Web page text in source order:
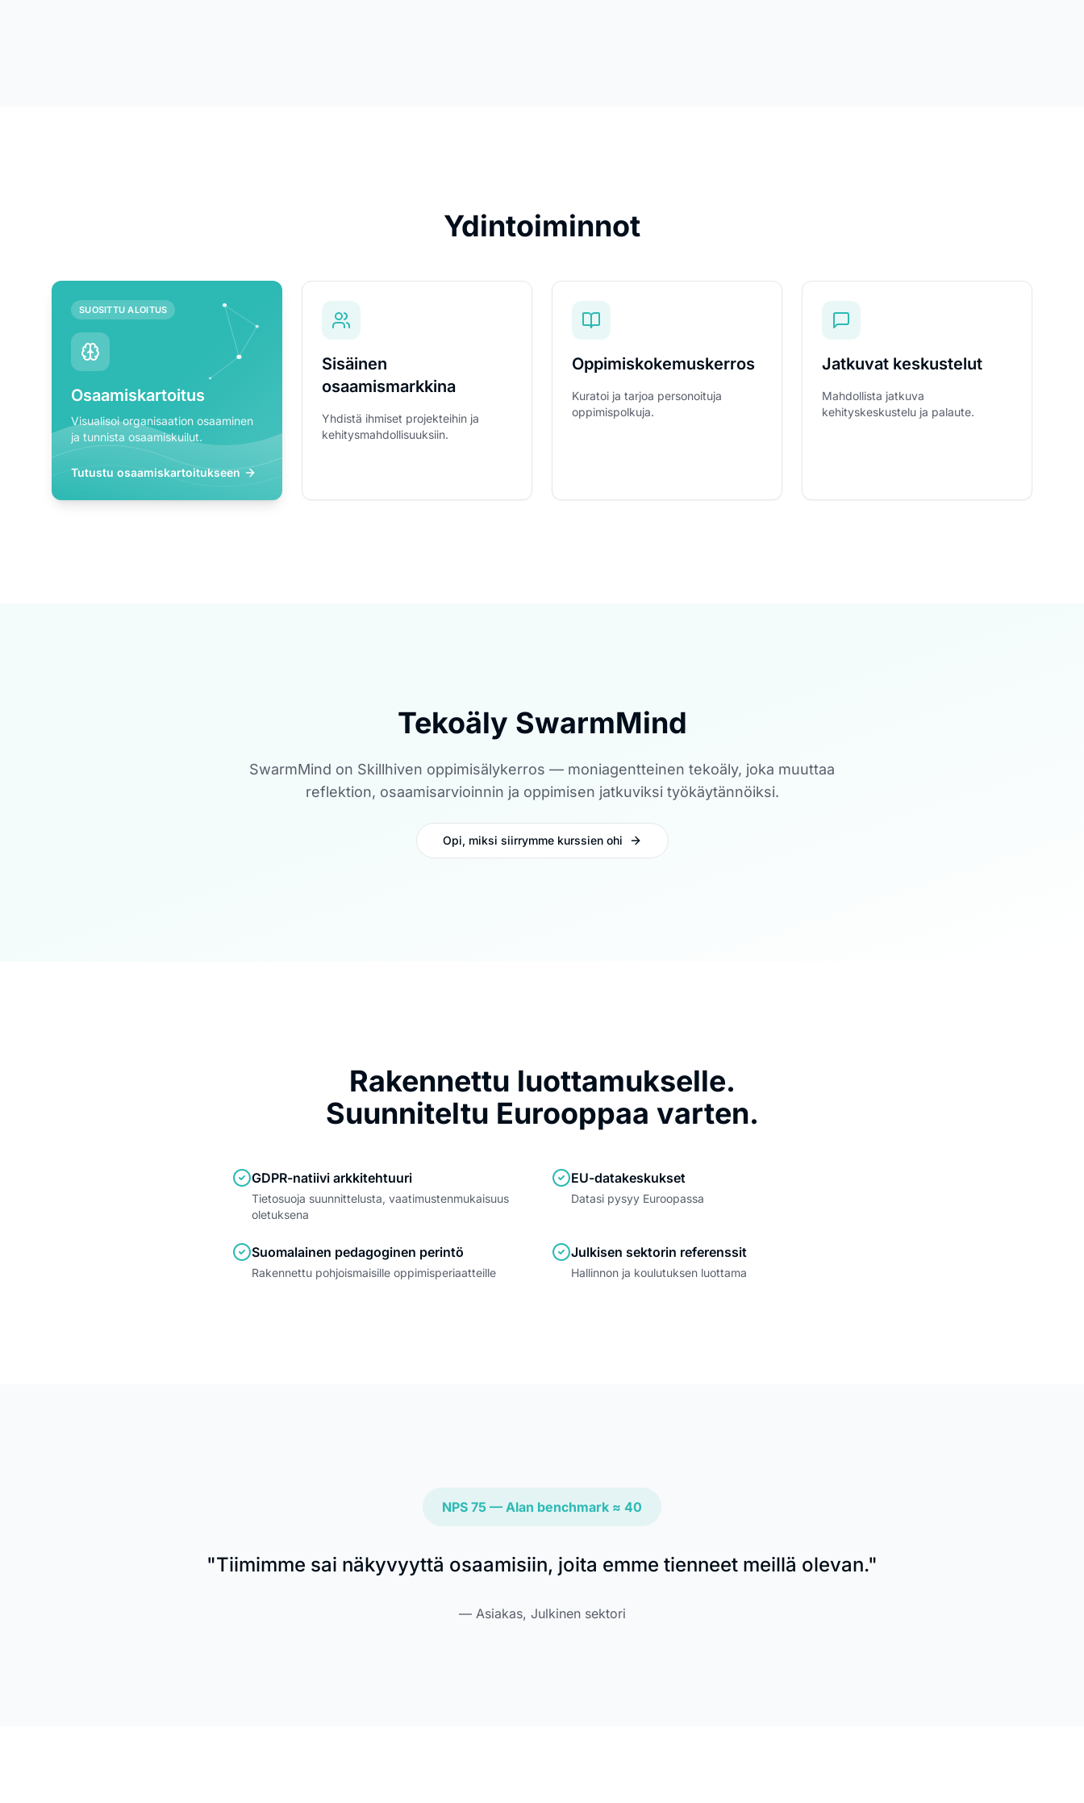
Ydintoiminnot
SUOSITTU ALOITUS
Osaamiskartoitus
Visualisoi organisaation osaaminen
ja tunnista osaamiskuilut.
Tutustu osaamiskartoitukseen
Sisäinen
osaamismarkkina
Yhdistä ihmiset projekteihin ja
kehitysmahdollisuuksiin.
Oppimiskokemuskerros
Kuratoi ja tarjoa personoituja
oppimispolkuja.
Jatkuvat keskustelut
Mahdollista jatkuva
kehityskeskustelu ja palaute.
Tekoäly SwarmMind
SwarmMind on Skillhiven oppimisälykerros — moniagentteinen tekoäly, joka muuttaa
reflektion, osaamisarvioinnin ja oppimisen jatkuviksi työkäytännöiksi.
Opi, miksi siirrymme kurssien ohi
Rakennettu luottamukselle.
Suunniteltu Eurooppaa varten.
GDPR-natiivi arkkitehtuuri
Tietosuoja suunnittelusta, vaatimustenmukaisuus
oletuksena
EU-datakeskukset
Datasi pysyy Euroopassa
Suomalainen pedagoginen perintö
Rakennettu pohjoismaisille oppimisperiaatteille
Julkisen sektorin referenssit
Hallinnon ja koulutuksen luottama
NPS 75 — Alan benchmark ≈ 40
"Tiimimme sai näkyvyyttä osaamisiin, joita emme tienneet meillä olevan."
— Asiakas, Julkinen sektori